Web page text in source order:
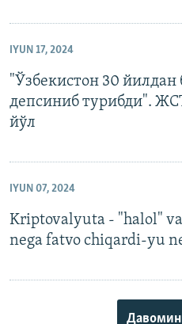
IYUN 17, 2024
"Ўзбекистон 30
депсиниб турибди".
йўл
IYUN 07, 2024
Kriptovalyuta - "halol"
nega fatvo chiqardi-yu